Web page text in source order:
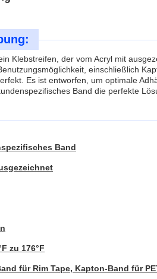
Klebstreifen, der vom Acryl mit
einschließlich
Es ist entworfen, um optimale
Band die perfekte
Band
zu 176°F
für Rim Tape, Kapton-Band für